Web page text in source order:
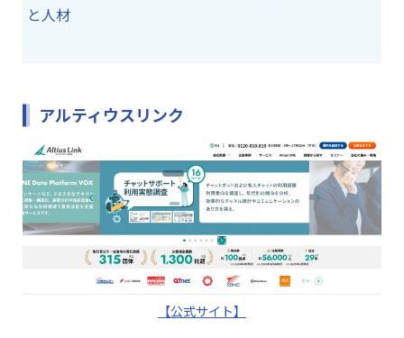
と人材
アルティウスリンク
【公式サイト】